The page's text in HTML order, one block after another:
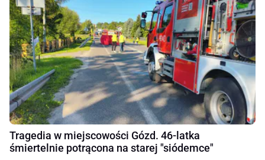
Tragedia w miejscowości Gózd. 46-latka
śmiertelnie potrącona na starej "siódemce"